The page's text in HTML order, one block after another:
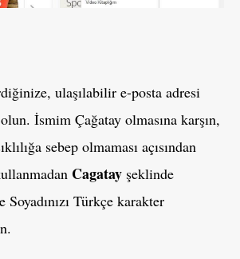
ulaşılabilir e-posta adresi
olun. İsmim Çağatay olmasına karşın,
sebep olmaması açısından
Cagatay şeklinde
Türkçe karakter